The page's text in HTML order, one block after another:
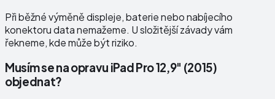
Při běžné výměně displeje, baterie nebo nabíjecího
konektoru data nemažeme. U složitější závady vám
řekneme, kde může být riziko.
Musím se na opravu iPad Pro 12,9" (2015)
objednat?